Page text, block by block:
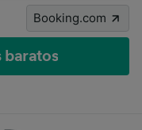
Booking.com
baratos